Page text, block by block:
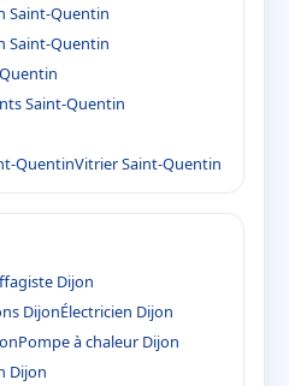
Saint-Quentin
Saint-Quentin
Saint-Quentin
QuentinVitrier Saint-Quentin
Dijon
DijonÉlectricien Dijon
Pompe à chaleur Dijon
Dijon